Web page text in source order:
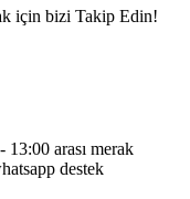
için bizi Takip Edin!
arası merak
destek